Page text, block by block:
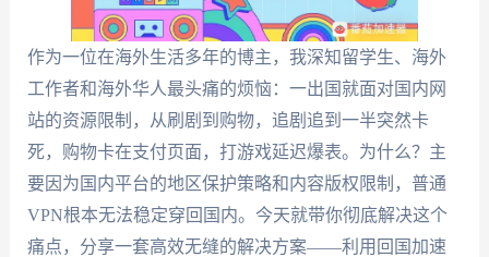
作为一位在海外生活多年的博主，我深知留学生、海外
工作者和海外华人最头痛的烦恼：一出国就面对国内网
站的资源限制，从刷剧到购物，追剧追到一半突然卡
死，购物卡在支付页面，打游戏延迟爆表。为什么？主
要因为国内平台的地区保护策略和内容版权限制，普通
VPN根本无法稳定穿回国内。今天就带你彻底解决这个
痛点，分享一套高效无缝的解决方案——利用回国加速